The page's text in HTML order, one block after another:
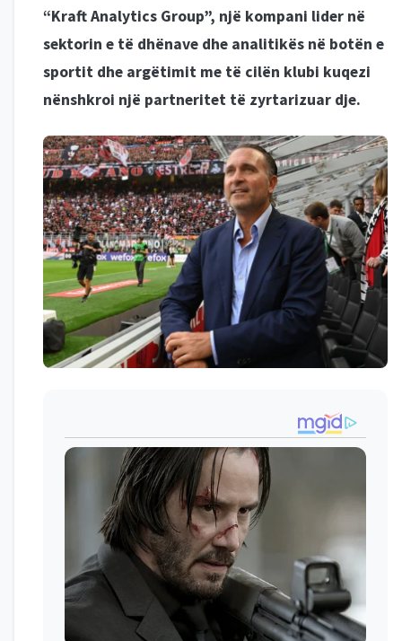
“Kraft Analytics Group”, një kompani lider në
sektorin e të dhënave dhe analitikës në botën e
sportit dhe argëtimit me të cilën klubi kuqezi
nënshkroi një partneritet të zyrtarizuar dje.